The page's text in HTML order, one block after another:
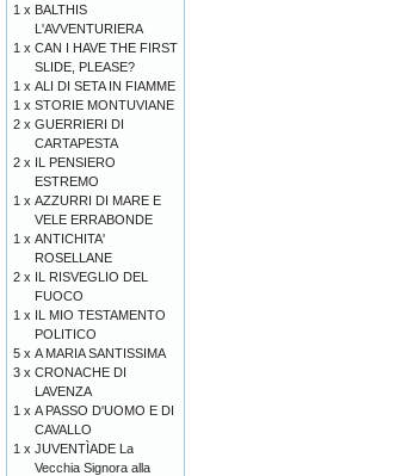
1 x BALTHIS
L'AVVENTURIERA
1 x CAN I HAVE THE FIRST
SLIDE, PLEASE?
1 x ALI DI SETA IN FIAMME
1 x STORIE MONTUVIANE
2 x GUERRIERI DI
CARTAPESTA
2 x IL PENSIERO
ESTREMO
1 x AZZURRI DI MARE E
VELE ERRABONDE
1 x ANTICHITA'
ROSELLANE
2 x IL RISVEGLIO DEL
FUOCO
1 x IL MIO TESTAMENTO
POLITICO
5 x A MARIA SANTISSIMA
3 x CRONACHE DI
LAVENZA
1 x A PASSO D'UOMO E DI
CAVALLO
1 x JUVENTÌADE La
Vecchia Signora alla